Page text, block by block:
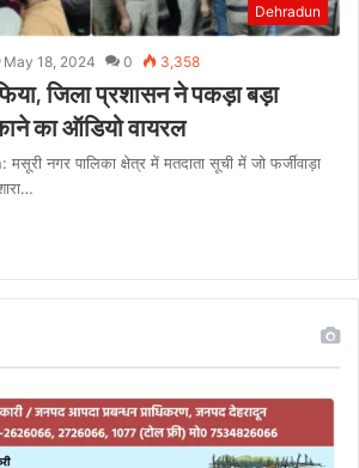
Dehradun
May 18, 2024 0 3,358
जिला प्रशासन ने पकड़ा बड़ा
का ऑडियो वायरल
नगर पालिका क्षेत्र में मतदाता सूची में जो फर्जीवाड़ा